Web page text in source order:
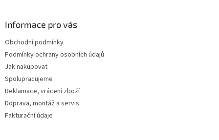
Informace pro vás
Obchodní podmínky
Podmínky ochrany osobních údajů
Jak nakupovat
Spolupracujeme
Reklamace, vrácení zboží
Doprava, montáž a servis
Fakturační údaje